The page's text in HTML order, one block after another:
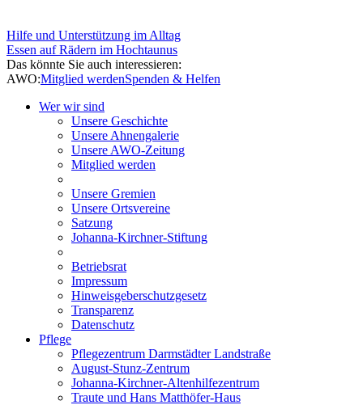
Hilfe und Unterstützung im Alltag
Essen auf Rädern im Hochtaunus
Das könnte Sie auch interessieren:
AWO:Mitglied werdenSpenden & Helfen
Wer wir sind
Unsere Geschichte
Unsere Ahnengalerie
Unsere AWO-Zeitung
Mitglied werden
Unsere Gremien
Unsere Ortsvereine
Satzung
Johanna-Kirchner-Stiftung
Betriebsrat
Impressum
Hinweisgeberschutzgesetz
Transparenz
Datenschutz
Pflege
Pflegezentrum Darmstädter Landstraße
August-Stunz-Zentrum
Johanna-Kirchner-Altenhilfezentrum
Traute und Hans Matthöfer-Haus